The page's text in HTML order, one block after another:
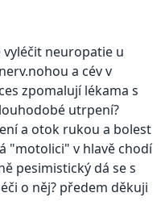
vyléčit neuropatie u
a cév v
zpomalují lékama s
utrpení?
a otok rukou a bolest
"motolici" v hlavě chodí
pesimistický dá se s
o něj? předem děkuji